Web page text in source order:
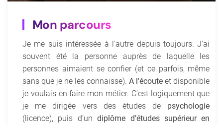
Mon parcours
Je me suis intéressée à l'autre depuis toujours. J'ai
souvent été la personne auprès de laquelle les
personnes aimaient se confier (et ce parfois, même
sans que je ne les connaisse).A l'écoute et disponible
je voulais en faire mon métier. C'est logiquement que
je me dirigée vers des études de psychologie
(licence), puis d’undiplôme d’études supérieur en